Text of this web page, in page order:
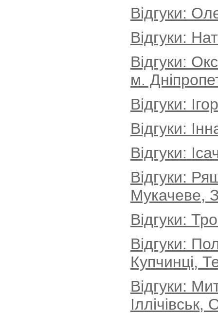
Відгуки:
Відгуки:
Відгуки:
м.
Відгуки:
Відгуки:
Відгуки:
Відгуки:
Мукачеве,
Відгуки:
Відгуки:
Купчинці,
Відгуки: